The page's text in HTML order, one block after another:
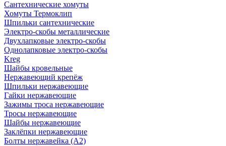
Сантехнические хомуты
Хомуты Термоклип
Шпильки сантехнические
Электро-скобы металлические
Двухлапковые электро-скобы
Однолапковые электро-скобы
Kreg
Шайбы кровельные
Нержавеющий крепёж
Шпильки нержавеющие
Гайки нержавеющие
Зажимы троса нержавеющие
Тросы нержавеющие
Шайбы нержавеющие
Заклёпки нержавеющие
Болты нержавейка (А2)